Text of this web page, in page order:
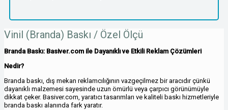
Vinil (Branda) Baskı / Özel Ölçü
Branda Baskı: Basiver.com ile Dayanıklı ve Etkili Reklam Çözümleri
Nedir?
Branda baskı, dış mekan reklamcılığının vazgeçilmez bir aracıdır çünkü
dayanıklı malzemesi sayesinde uzun ömürlü veya çarpıcı görünümüyle
dikkat çeker. Basiver.com, yaratıcı tasarımları ve kaliteli baskı hizmetleriyle
branda baskı alanında fark yaratır.